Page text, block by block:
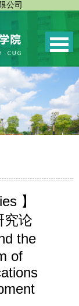
公司
】
究论
the
of